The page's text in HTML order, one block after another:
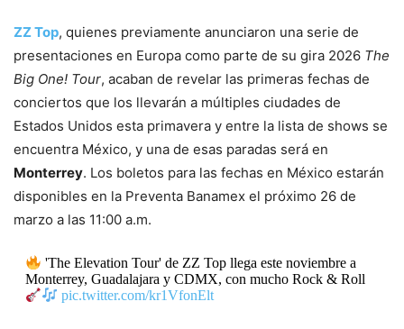
ZZ Top, quienes previamente anunciaron una serie de
presentaciones en Europa como parte de su gira 2026 The
Big One! Tour, acaban de revelar las primeras fechas de
conciertos que los llevarán a múltiples ciudades de
Estados Unidos esta primavera y entre la lista de shows se
encuentra México, y una de esas paradas será en
Monterrey. Los boletos para las fechas en México estarán
disponibles en la Preventa Banamex el próximo 26 de
marzo a las 11:00 a.m.
'The Elevation Tour' de ZZ Top llega este noviembre a
Monterrey, Guadalajara y CDMX, con mucho Rock & Roll
pic.twitter.com/kr1VfonElt